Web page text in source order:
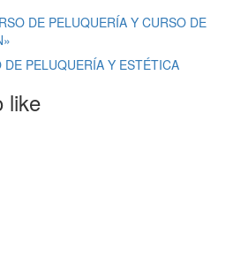
DE PELUQUERÍA Y CURSO DE
DE PELUQUERÍA Y ESTÉTICA
like